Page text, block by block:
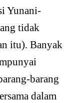
Yunani-
tidak
itu). Banyak
barang
dalam